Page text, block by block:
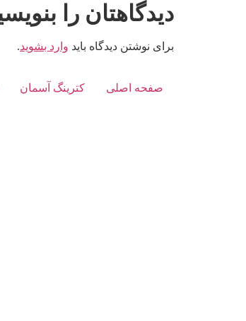
دیدگاهتان را
برای نوشتن دیدگاه باید وارد بشوید.
صفحه اصلی کترینگ آسمان